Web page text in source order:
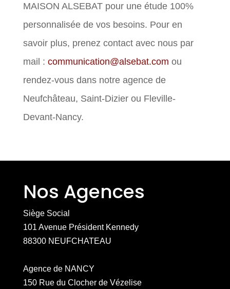
MAISON ALSEBAT pour une étude 100%
personnalisée de vos besoins. Pour en
savoir plus, prenez contact avec nous par
mail : communication@alsebat.com ou
rendez-vous dans notre agence de
Neufchâteau, Saint-Dizier ou Fleville-
Devant-Nancy.
Nos Agences
Siège Social
101 Avenue Président Kennedy
88300 NEUFCHATEAU
Agence de NANCY
150 Rue du Clocher de Vézelise